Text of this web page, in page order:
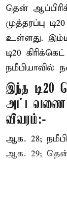
தென்
முத்தரப்பு
உள்ளது.
டி20
இந்த டி20
அட்டவணை
விவரம்:-
ஆக. 28;
ஆக. 29;